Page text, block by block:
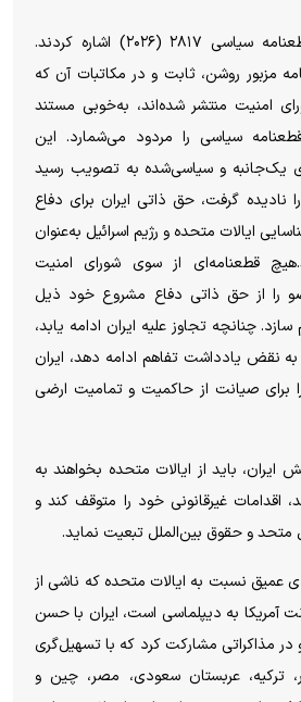
سوم، برخی اعضا به قطعنامه سیاسی ۲۸۱۷ (۲۰۲۶) اشاره کردند.
مزبور روشن، ثابت و در مکاتبات آن که
امنیت منتشر شده‌اند، به‌خوبی مستند
سیاسی‌ را مردود می‌شمارد. این
یک‌جانبه و سیاسی‌شده به تصویب رسید
نادیده گرفت، حق ذاتی ایران برای دفاع
ایالات متحده و رژیم اسرائیل به‌عنوان
قطعنامه‌ای از سوی شورای امنیت
را از حق ذاتی دفاع مشروع خود ذیل
چنانچه تجاوز علیه ایران ادامه یابد،
به نقض یادداشت تفاهم ادامه دهد، ایران
برای صیانت از حاکمیت و تمامیت ارضی
باید از ایالات متحده بخواهند به
اقدامات غیرقانونی خود را متوقف کند و
متحد و حقوق بین‌الملل تبعیت نماید.
عمیق نسبت به ایالات متحده که ناشی از
آمریکا به دیپلماسی است، ایران با حسن
مذاکراتی مشارکت کرد که با تسهیل‌گری
ترکیه، عربستان سعودی، مصر، چین و